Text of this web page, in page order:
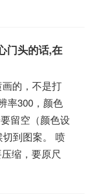
门头的话,在
的，不是打
率300，颜色
留空（颜色设
到图案。 喷
缩，要原尺